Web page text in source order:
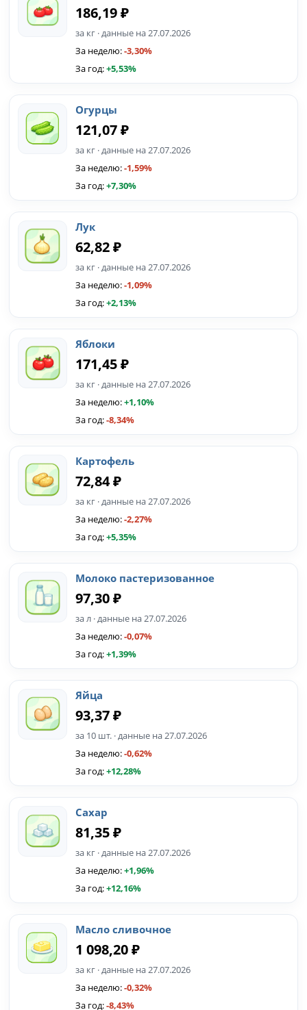
186,19 ₽
за кг · данные на 27.07.2026
За неделю:-3,30%
За год:+5,53%
Огурцы
121,07 ₽
за кг · данные на 27.07.2026
За неделю:-1,59%
За год:+7,30%
Лук
62,82 ₽
за кг · данные на 27.07.2026
За неделю:-1,09%
За год:+2,13%
Яблоки
171,45 ₽
за кг · данные на 27.07.2026
За неделю:+1,10%
За год:-8,34%
Картофель
72,84 ₽
за кг · данные на 27.07.2026
За неделю:-2,27%
За год:+5,35%
Молоко пастеризованное
97,30 ₽
за л · данные на 27.07.2026
За неделю:-0,07%
За год:+1,39%
Яйца
93,37 ₽
за 10 шт. · данные на 27.07.2026
За неделю:-0,62%
За год:+12,28%
Сахар
81,35 ₽
за кг · данные на 27.07.2026
За неделю:+1,96%
За год:+12,16%
Масло сливочное
1 098,20 ₽
за кг · данные на 27.07.2026
За неделю:-0,32%
За год:-8,43%